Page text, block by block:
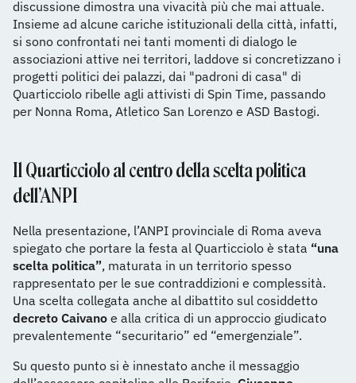
discussione dimostra una vivacità più che mai attuale.
Insieme ad alcune cariche istituzionali della città, infatti,
si sono confrontati nei tanti momenti di dialogo le
associazioni attive nei territori, laddove si concretizzano i
progetti politici dei palazzi, dai "padroni di casa" di
Quarticciolo ribelle agli attivisti di Spin Time, passando
per Nonna Roma, Atletico San Lorenzo e ASD Bastogi.
Il Quarticciolo al centro della scelta politica
dell’ANPI
Nella presentazione, l’ANPI provinciale di Roma aveva
spiegato che portare la festa al Quarticciolo è stata “una
scelta politica”, maturata in un territorio spesso
rappresentato per le sue contraddizioni e complessità.
Una scelta collegata anche al dibattito sul cosiddetto
decreto Caivano e alla critica di un approccio giudicato
prevalentemente “securitario” ed “emergenziale”.
Su questo punto si è innestato anche il messaggio